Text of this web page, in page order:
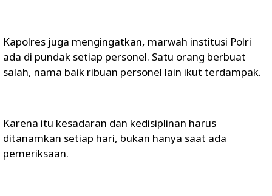
Kapolres juga mengingatkan, marwah institusi Polri
ada di pundak setiap personel. Satu orang berbuat
salah, nama baik ribuan personel lain ikut terdampak.
Karena itu kesadaran dan kedisiplinan harus
ditanamkan setiap hari, bukan hanya saat ada
pemeriksaan.